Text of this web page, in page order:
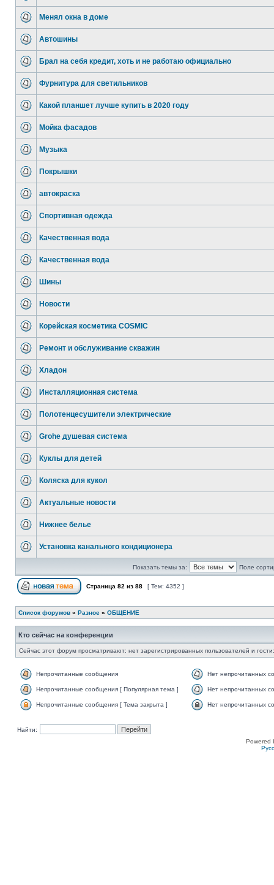
Менял окна в доме
Автошины
Брал на себя кредит, хоть и не работаю официально
Фурнитура для светильников
Какой планшет лучше купить в 2020 году
Мойка фасадов
Музыка
Покрышки
автокраска
Спортивная одежда
Качественная вода
Качественная вода
Шины
Новости
Корейская косметика COSMIC
Ремонт и обслуживание скважин
Хладон
Инсталляционная система
Полотенцесушители электрические
Grohe душевая система
Куклы для детей
Коляска для кукол
Актуальные новости
Нижнее белье
Установка канального кондиционера
Показать темы за: Поле
Страница 82 из 88 [ Тем: 4352 ]
Список форумов » Разное » ОБЩЕНИЕ
Кто сейчас на конференции
Сейчас этот форум просматривают: нет зарегистрированных пользователей и
Непрочитанные сообщения Нет непрочитанных
Непрочитанные сообщения [ Популярная тема ] Нет непрочитанных
Непрочитанные сообщения [ Тема закрыта ] Нет непрочитанных
Найти:
Powered